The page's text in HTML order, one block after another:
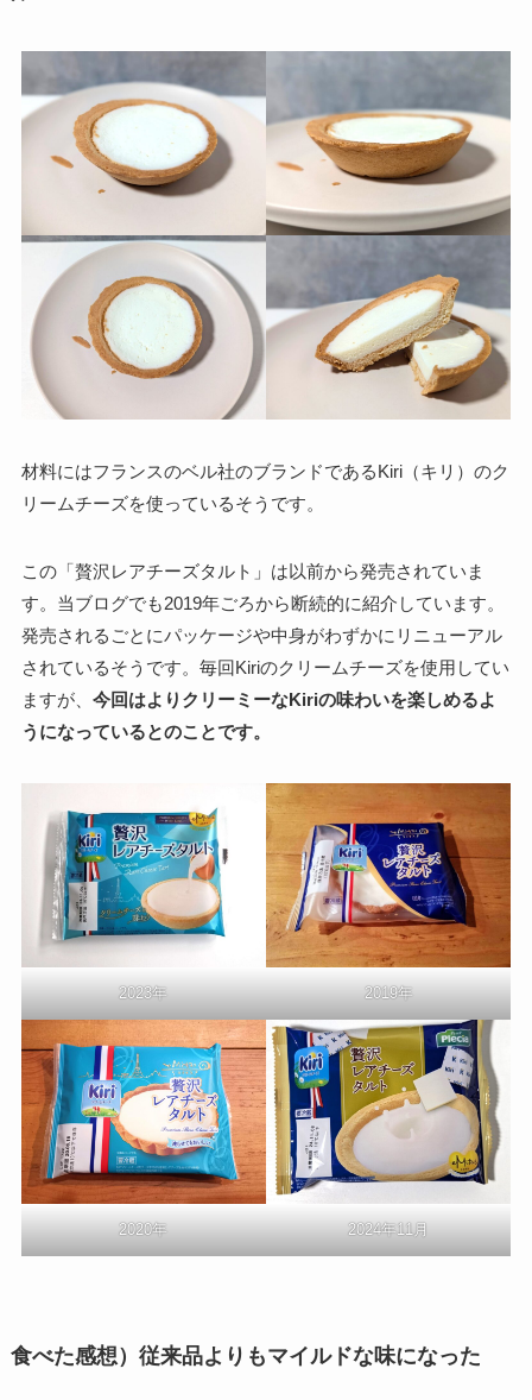
材料にはフランスのベル社のブランドであるKiri（キリ）のク
リームチーズを使っているそうです。
この「贅沢レアチーズタルト」は以前から発売されていま
す。当ブログでも2019年ごろから断続的に紹介しています。
発売されるごとにパッケージや中身がわずかにリニューアル
されているそうです。毎回Kiriのクリームチーズを使用してい
ますが、 今回はよりクリーミーなKiriの味わいを楽しめるよ
うになっているとのことです。
2023年 2019年
2020年 2024年11月
食べた感想）従来品よりもマイルドな味になった